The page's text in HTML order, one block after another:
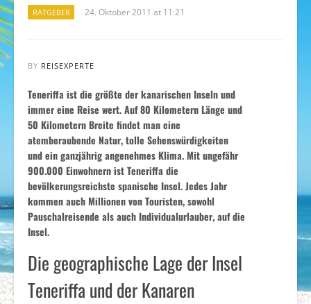
RATGEBER 24. Oktober 2011 at 11:21
BY REISEXPERTE
Teneriffa ist die größte der kanarischen Inseln und
immer eine Reise wert. Auf 80 Kilometern Länge und
50 Kilometern Breite findet man eine
atemberaubende Natur, tolle Sehenswürdigkeiten
und ein ganzjährig angenehmes Klima. Mit ungefähr
900.000 Einwohnern ist Teneriffa die
bevölkerungsreichste spanische Insel. Jedes Jahr
kommen auch Millionen von Touristen, sowohl
Pauschalreisende als auch Individualurlauber, auf die
Insel.
Die geographische Lage der Insel
Teneriffa und der Kanaren